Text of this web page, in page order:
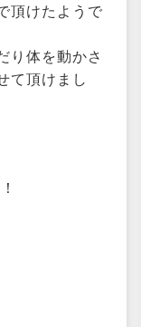
頂けたようで
り体を動かさ
て頂けまし